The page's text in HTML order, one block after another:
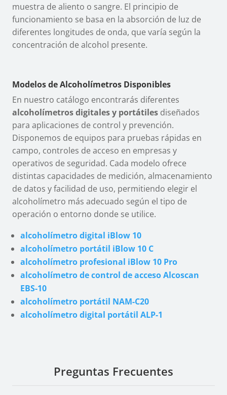
muestra de aliento o sangre. El principio de
funcionamiento se basa en la absorción de luz de
diferentes longitudes de onda, que varía según la
concentración de alcohol presente.
Modelos de Alcoholímetros Disponibles
En nuestro catálogo encontrarás diferentes
alcoholímetros digitales y portátiles diseñados
para aplicaciones de control y prevención.
Disponemos de equipos para pruebas rápidas en
campo, controles de acceso en empresas y
operativos de seguridad. Cada modelo ofrece
distintas capacidades de medición, almacenamiento
de datos y facilidad de uso, permitiendo elegir el
alcoholímetro más adecuado según el tipo de
operación o entorno donde se utilice.
alcoholímetro digital iBlow 10
alcoholímetro portátil iBlow 10 C
alcoholímetro profesional iBlow 10 Pro
alcoholímetro de control de acceso Alcoscan
EBS-10
alcoholímetro portátil NAM-C20
alcoholímetro digital portátil ALP-1
Preguntas Frecuentes